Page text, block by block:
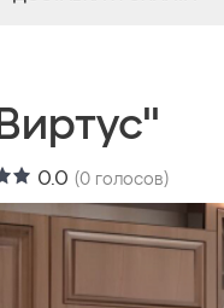
0.0 (0 голосов)